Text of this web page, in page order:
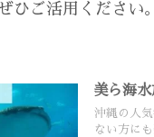
ひご活用ください。
美ら海
沖縄の人
ない方に